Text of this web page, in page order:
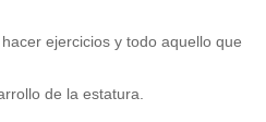
ejercicios y todo aquello que
de la estatura.